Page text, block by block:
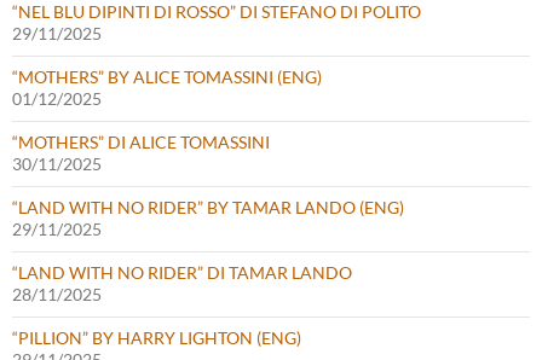
“NEL BLU DIPINTI DI ROSSO” DI STEFANO DI POLITO
29/11/2025
“MOTHERS” BY ALICE TOMASSINI (ENG)
01/12/2025
“MOTHERS” DI ALICE TOMASSINI
30/11/2025
“LAND WITH NO RIDER” BY TAMAR LANDO (ENG)
29/11/2025
“LAND WITH NO RIDER” DI TAMAR LANDO
28/11/2025
“PILLION” BY HARRY LIGHTON (ENG)